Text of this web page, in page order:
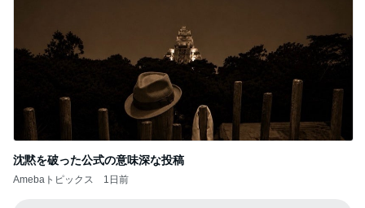
沈黙を破った公式の意味深な投稿
Amebaトピックス 1日前